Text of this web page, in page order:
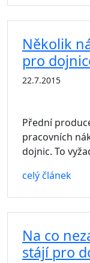
Několik
pro
22.7.2015
Přední
pracovních
dojnic. To
celý článek
Na co
stájí pro